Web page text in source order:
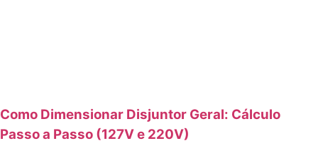
Como Dimensionar Disjuntor Geral: Cálculo
Passo a Passo (127V e 220V)